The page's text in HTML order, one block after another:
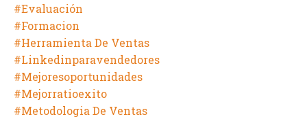
#evaluación
#formacion
#herramienta De Ventas
#linkedinparavendedores
#mejoresoportunidades
#mejorratioexito
#metodologia De Ventas